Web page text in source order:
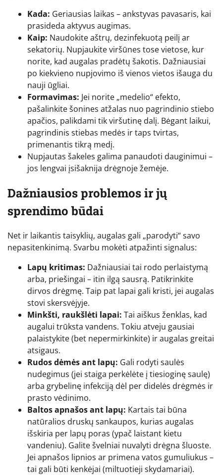
Kada: Geriausias laikas – ankstyvas pavasaris, kai
prasideda aktyvus augimas.
Kaip: Naudokite aštrų, dezinfekuotą peilį ar
sekatorių. Nupjaukite viršūnes tose vietose, kur
norite, kad augalas pradėtų šakotis. Dažniausiai
po kiekvieno nupjovimo iš vienos vietos išauga du
nauji ūgliai.
Formavimas: Jei norite „medelio“ efekto,
pašalinkite šonines atžalas nuo pagrindinio stiebo
apačios, palikdami tik viršutinę dalį. Bėgant laikui,
pagrindinis stiebas medės ir taps tvirtas,
primenantis tikrą medį.
Nupjautas šakeles galima panaudoti dauginimui –
jos lengvai įsišaknija drėgnoje žemėje.
Dažniausios problemos ir jų
sprendimo būdai
Net ir laikantis taisyklių, augalas gali „parodyti“ savo
nepasitenkinimą. Svarbu mokėti atpažinti signalus:
Lapų kritimas: Dažniausiai tai rodo perlaistymą
arba, priešingai – itin ilgą sausrą. Patikrinkite
dirvos drėgmę. Taip pat lapai gali kristi, jei augalas
stovi skersvėjyje.
Minkšti, raukšlėti lapai: Tai aiškus ženklas, kad
augalui trūksta vandens. Tokiu atveju gausiai
palaistykite (bet nepermirkinkite) ir augalas greitai
atsigaus.
Rudos dėmės ant lapų: Gali rodyti saulės
nudegimus (jei staiga perkėlėte į tiesioginę saulę)
arba grybelinę infekciją dėl per didelės drėgmės ir
prasto vėdinimo.
Baltos apnašos ant lapų: Kartais tai būna
natūralios druskų sankaupos, kurias augalas
išskiria per lapų poras (ypač laistant kietu
vandeniu). Galite švelniai nuvalyti drėgna šluoste.
Jei apnašos lipnios ar primena vatos gumuliukus –
tai gali būti kenkėjai (miltuotieji skydamariai).